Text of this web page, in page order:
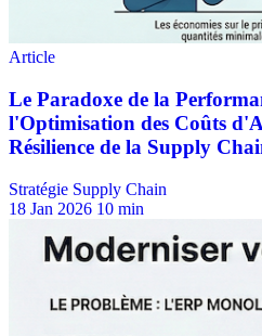
Stratégie Supply Chain
18 Jan 2026 10 min